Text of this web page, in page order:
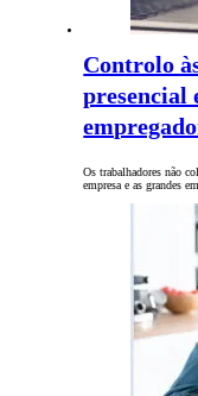
Controlo
presencial
Os trabalhadores não
empresa e as grandes